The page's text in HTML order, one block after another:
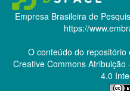
Empresa Brasileira de
https://
O conteúdo do
Creative CommonsAtribuição
4.0